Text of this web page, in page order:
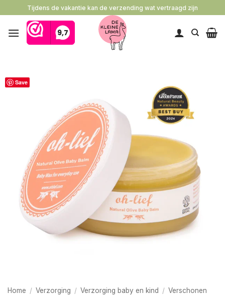
naar
inhoud
Tijdens de vakantie kan de verzending wat vertraagd zijn
Save
Home / Verzorging / Verzorging baby en kind / Verschonen